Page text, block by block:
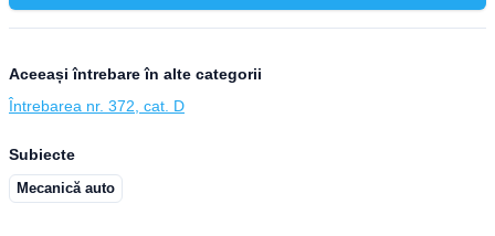
Aceeași întrebare în alte categorii
Întrebarea nr. 372, cat. D
Subiecte
Mecanică auto